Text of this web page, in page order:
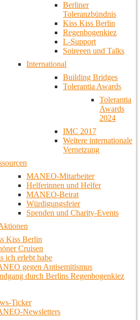
Berliner
Toleranzbündnis
Kiss Kiss Berlin
Regenbogenkiez
L-Support
Soireeen und Talks
International
Building Bridges
Tolerantia Awards
Tolerantia
Awards
2024
IMC 2017
Weitere internationale
Vernetzung
MANEO-Mitarbeiter
Helferinnen und Helfer
MANEO-Beirat
Würdigungsfeier
Spenden und Charity-Events
Kiss Berlin
Cruisen
ich erlebt habe
gegen Antisemitismus
durch Berlins Regenbogenkiez
Ticker
Newsletters